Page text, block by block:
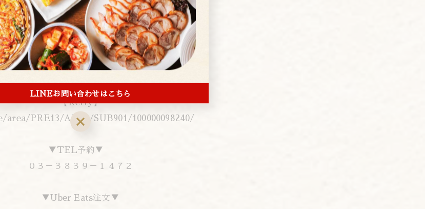
【ぐるなび】
r.gnavi.co.jp/p350701/
【ホットペッパー】
www.hotpepper.jp/strJ000233107/
【Retty】
area/PRE13/ARE9/SUB901/100000098240/
▼TEL予約▼
０３－３８３９－１４７２
▼Uber Eats注文▼
LINEお問い合わせはこちら